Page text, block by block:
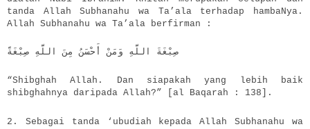
tanda Allah Subhanahu wa Ta’ala terhadap hambaNya.
Allah Subhanahu wa Ta’ala berfirman :
صِبْغَةَ اللَّهِ وَمَنْ أَحْسَنُ مِنَ اللَّهِ صِبْغَةًَ
“Shibghah Allah. Dan siapakah yang lebih baik
shibghahnya daripada Allah?” [al Baqarah : 138].
2. Sebagai tanda ‘ubudiah kepada Allah Subhanahu wa